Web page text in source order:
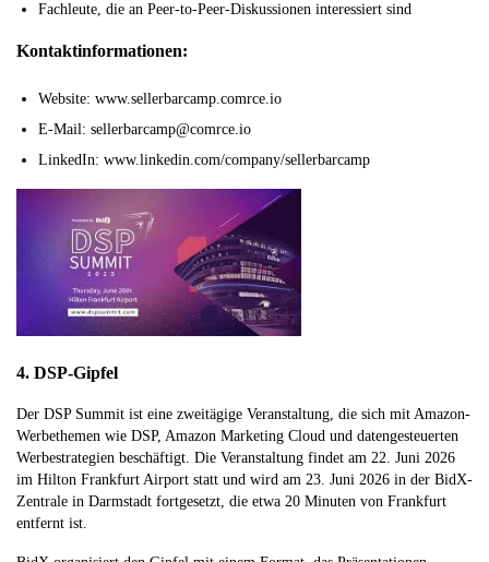
Fachleute, die an Peer-to-Peer-Diskussionen interessiert sind
Kontaktinformationen:
Website: www.sellerbarcamp.comrce.io
E-Mail: sellerbarcamp@comrce.io
LinkedIn: www.linkedin.com/company/sellerbarcamp
4. DSP-Gipfel
Der DSP Summit ist eine zweitägige Veranstaltung, die sich mit Amazon-
Werbethemen wie DSP, Amazon Marketing Cloud und datengesteuerten
Werbestrategien beschäftigt. Die Veranstaltung findet am 22. Juni 2026
im Hilton Frankfurt Airport statt und wird am 23. Juni 2026 in der BidX-
Zentrale in Darmstadt fortgesetzt, die etwa 20 Minuten von Frankfurt
entfernt ist.